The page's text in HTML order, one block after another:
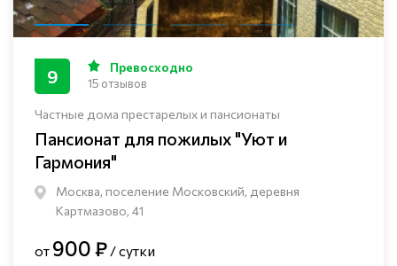
Частные дома престарелых и пансионаты
Пансионат для пожилых "Уют и
Гармония"
Москва, поселение Московский, деревня
Картмазово, 41
9 Превосходно
15 отзывов
от 900 ₽ / сутки